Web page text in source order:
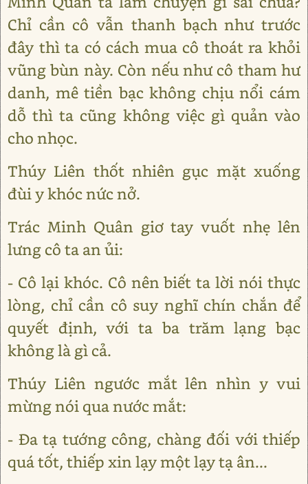
Chỉ cần cô vẫn thanh bạch như trước
đây thì ta có cách mua cô thoát ra khỏi
vũng bùn này. Còn nếu như cô tham hư
danh, mê tiền bạc không chịu nổi cám
dỗ thì ta cũng không việc gì quản vào
cho nhọc.
Thúy Liên thốt nhiên gục mặt xuống
đùi y khóc nức nở.
Trác Minh Quân giơ tay vuốt nhẹ lên
lưng cô ta an ủi:
- Cô lại khóc. Cô nên biết ta lời nói thực
lòng, chỉ cần cô suy nghĩ chín chắn để
quyết định, với ta ba trăm lạng bạc
không là gì cả.
Thúy Liên ngước mắt lên nhìn y vui
mừng nói qua nước mắt:
- Đa tạ tướng công, chàng đối với thiếp
quá tốt, thiếp xin lạy một lạy tạ ân...